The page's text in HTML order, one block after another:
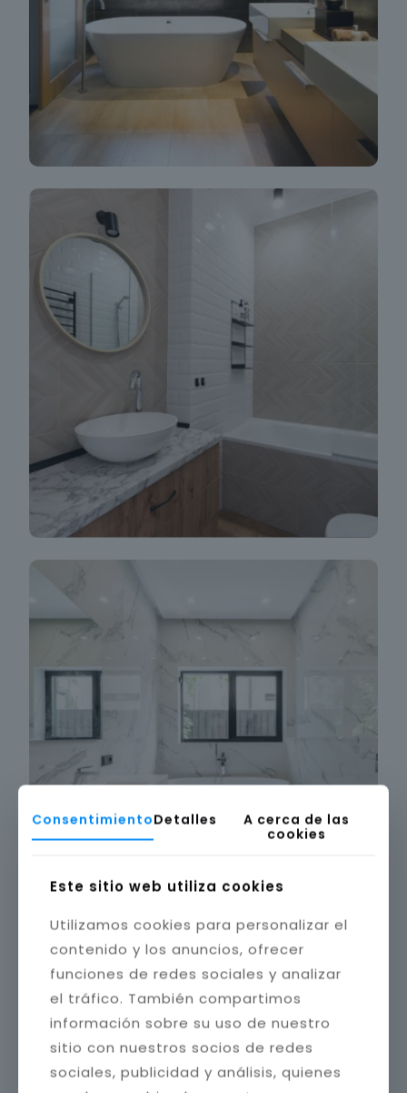
ConsentimientoDetalles
A cerca de las
cookies
Este sitio web utiliza cookies
Utilizamos cookies para personalizar el
contenido y los anuncios, ofrecer
funciones de redes sociales y analizar
el tráfico. También compartimos
información sobre su uso de nuestro
sitio con nuestros socios de redes
sociales, publicidad y análisis, quienes